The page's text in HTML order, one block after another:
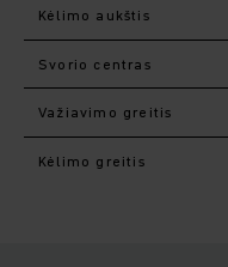
Kėlimo aukštis
Svorio centras
Važiavimo greitis
Kėlimo greitis